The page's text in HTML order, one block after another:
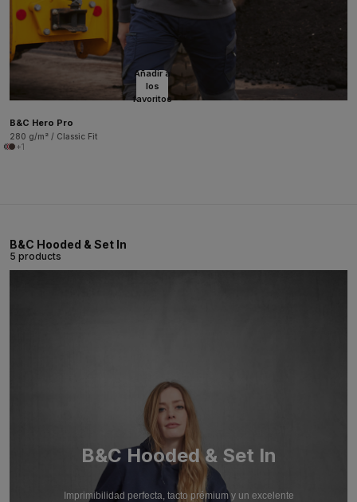
Añadir a
los
favoritos
B&C Hero Pro
280 g/m² / Classic Fit
+1
B&C Hooded & Set In
5 products
B&C Hooded & Set In
Imprimibilidad perfecta, tacto prémium y un excelente